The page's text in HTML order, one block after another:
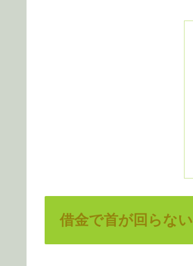
借金で首が回らない